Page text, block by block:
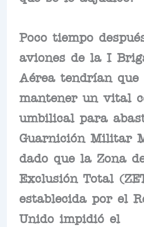
Poco tiempo
aviones de la I
Aérea tendrían que
mantener un vital
umbilical para
Guarnición Militar
dado que la Zona
Exclusión Total
establecida por el
Unido impidió el